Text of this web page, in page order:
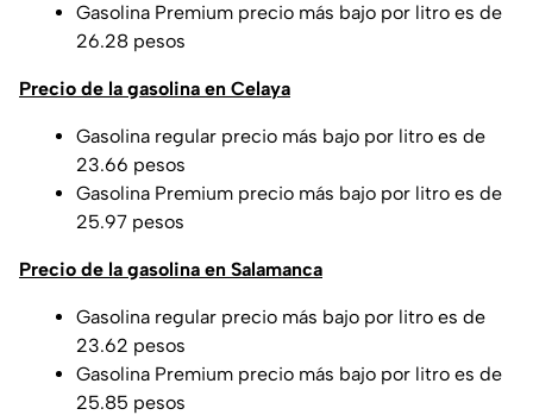
Gasolina Premium precio más bajo por litro es de
26.28 pesos
Precio de la gasolina en Celaya
Gasolina regular precio más bajo por litro es de
23.66 pesos
Gasolina Premium precio más bajo por litro es de
25.97 pesos
Precio de la gasolina en Salamanca
Gasolina regular precio más bajo por litro es de
23.62 pesos
Gasolina Premium precio más bajo por litro es de
25.85 pesos